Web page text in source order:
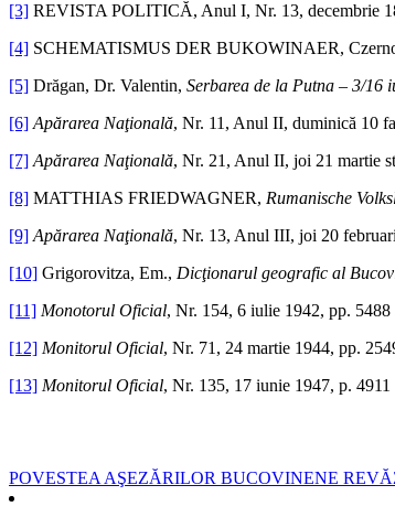
[3] REVISTA POLITICĂ, Anul I, Nr. 13, decembrie
[4] SCHEMATISMUS DER BUKOWINAER,
[5] Drăgan, Dr. Valentin, Serbarea de la Putna – 3/16
[6] Apărarea Naţională, Nr. 11, Anul II, duminică 10
[7] Apărarea Naţională, Nr. 21, Anul II, joi 21 martie
[8] MATTHIAS FRIEDWAGNER, Rumanische
[9] Apărarea Naţională, Nr. 13, Anul III, joi 20
[10] Grigorovitza, Em., Dicţionarul geografic al
[11] Monotorul Oficial, Nr. 154, 6 iulie 1942, pp. 5488
[12] Monitorul Oficial, Nr. 71, 24 martie 1944, pp.
[13] Monitorul Oficial, Nr. 135, 17 iunie 1947, p. 4911
POVESTEA AŞEZĂRILOR BUCOVINENE